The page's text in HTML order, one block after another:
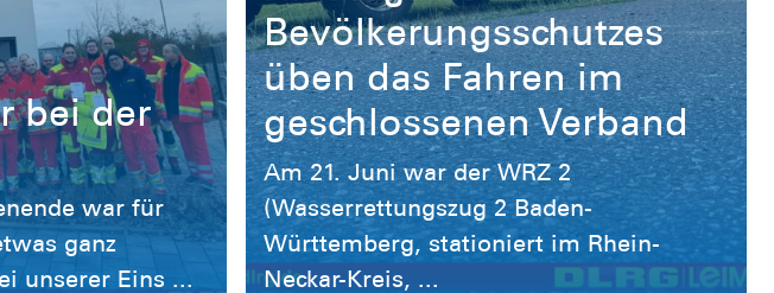
bei der
war für
ganz
unserer Eins ...
geschlossenen Verband
Am 21. Juni war der WRZ 2
(Wasserrettungszug 2 Baden-
Württemberg, stationiert im Rhein-
Neckar-Kreis, ...